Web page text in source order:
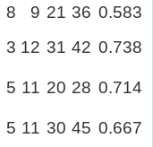
8 9 21 36 0.583
3 12 31 42 0.738
5 11 20 28 0.714
5 11 30 45 0.667